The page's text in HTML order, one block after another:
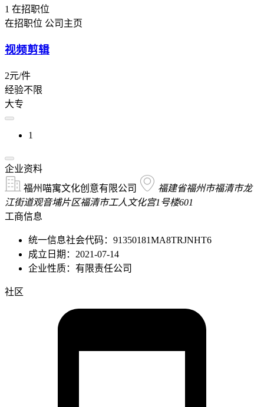
1 在招职位
在招职位 公司主页
视频剪辑
2元/件
经验不限
大专
1
企业资料
福州喵寓文化创意有限公司
福建省福州市福清市龙
江街道观音埔片区福清市工人文化宫1号楼601
工商信息
统一信息社会代码：91350181MA8TRJNHT6
成立日期：2021-07-14
企业性质：有限责任公司
社区